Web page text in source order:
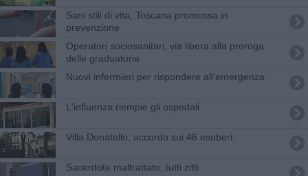
Sani stili di vita, Toscana promossa in
prevenzione
Operatori sociosanitari, via libera alla proroga
delle graduatorie
Nuovi infermieri per rispondere all'emergenza
L'influenza riempie gli ospedali
Villa Donatello, accordo sui 46 esuberi
Sacerdote maltrattato, tutti zitti